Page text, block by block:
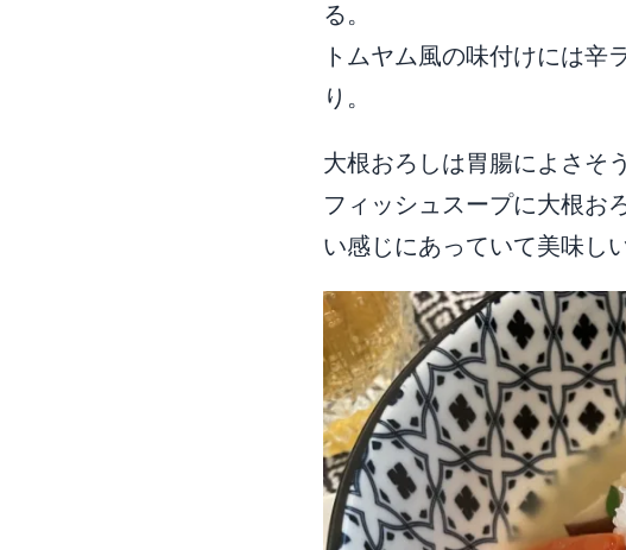
る。
トムヤム風の味付けには辛
り。
大根おろしは胃腸によさそ
フィッシュスープに大根お
い感じにあっていて美味しい